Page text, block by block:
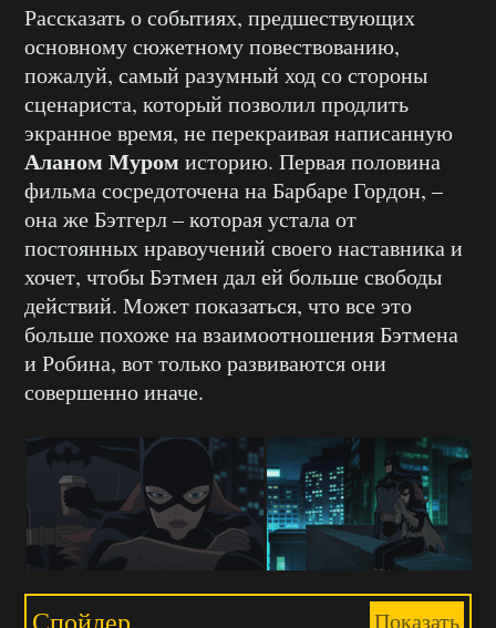
Рассказать о событиях, предшествующих
основному сюжетному повествованию,
пожалуй, самый разумный ход со стороны
сценариста, который позволил продлить
экранное время, не перекраивая написанную
Аланом Муром историю. Первая половина
фильма сосредоточена на Барбаре Гордон, –
она же Бэтгерл – которая устала от
постоянных нравоучений своего наставника и
хочет, чтобы Бэтмен дал ей больше свободы
действий. Может показаться, что все это
больше похоже на взаимоотношения Бэтмена
и Робина, вот только развиваются они
совершенно иначе.
Показать